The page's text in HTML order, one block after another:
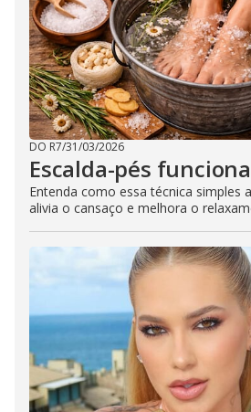
DO R7/31/03/2026
Escalda-pés
Entenda como essa técnica simples
alivia o cansaço e melhora o